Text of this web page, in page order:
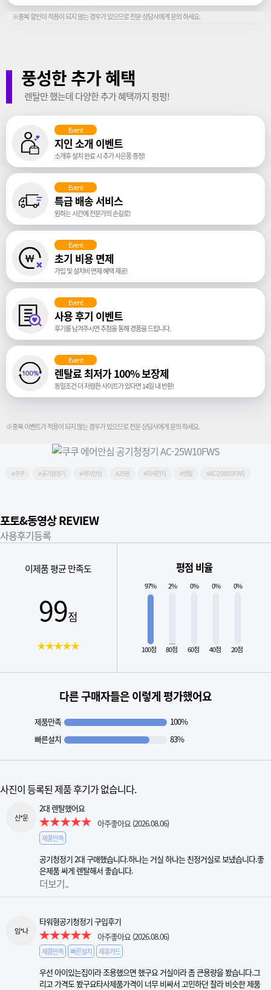
※중복 할인이 적용이 되지 않는 경우가 있으므로 전문 상담사에게 문의 하세요.
풍성한 추가 혜택
렌탈만 했는데 다양한 추가 혜택까지 펑펑!
Event
지인 소개 이벤트
소개후 설치 완료 시 추가 사은품 증정!
Event
특급 배송 서비스
원하는 시간에 전문가의 손길로!
Event
초기 비용 면제
가입 및 설치비 면제 혜택 제공!
Event
사용 후기 이벤트
후기를 남겨주시면 추첨을 통해 경품을 드립니다.
Event
렌탈료 최저가 100% 보장제
동일조건 더 저렴한 사이트가 있다면 14일 내 반환!
※중복 이벤트가 적용이 되지 않는 경우가 있으므로 전문 상담사에게 문의 하세요.
#쿠쿠 #공기청정기 #에어안심 #25평 #미세먼지 #렌탈 #AC-25W10FWS
포토&동영상 REVIEW
사용후기등록
이제품 평균 만족도
99점
★★★★★
평점 비율
97%
100점
2%
80점
0%
60점
0%
40점
0%
20점
다른 구매자들은 이렇게 평가했어요
제품만족
100%
빠른설치
83%
사진이 등록된 제품 후기가 없습니다.
신*운
2대 렌탈했어요
아주좋아요(2026.08.06)
제품만족
공기청정기 2대 구매했습니다.하나는 거실 하나는 친정거실로 보냈습니다.좋
은제품 싸게 렌탈해서 좋습니다.
더보기..
임*나
타워형공기청정기 구입후기
아주좋아요(2026.08.06)
제품만족 빠른설치 제휴카드
우선 아이있는집이라 조용했으면 했구요 거실이라 좀 큰용량을 봤습니다.그
리고 가격도 봤구요타사제품가격이 너무 비싸서 고민하던 찰라 비슷한 제품